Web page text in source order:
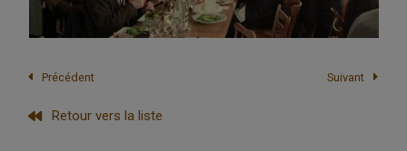
Précédent Suivant
Retour vers la liste